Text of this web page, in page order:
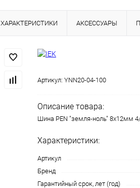
ХАРАКТЕРИСТИКИ АКСЕССУАРЫ
Артикул: YNN20-04-100
Описание товара:
Шина PEN "земля-ноль" 8х12мм
Характеристики:
Артикул
Бренд
Гарантийный срок, лет (год)